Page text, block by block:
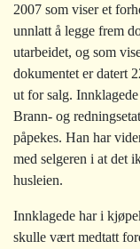
2007 som viser et
unnlatt å legge frem
utarbeidet, og som
dokumentet er datert
ut for salg.
Brann- og
påpekes. Han har
med selgeren i at det
husleien.
Innklagede har i
skulle vært medtatt